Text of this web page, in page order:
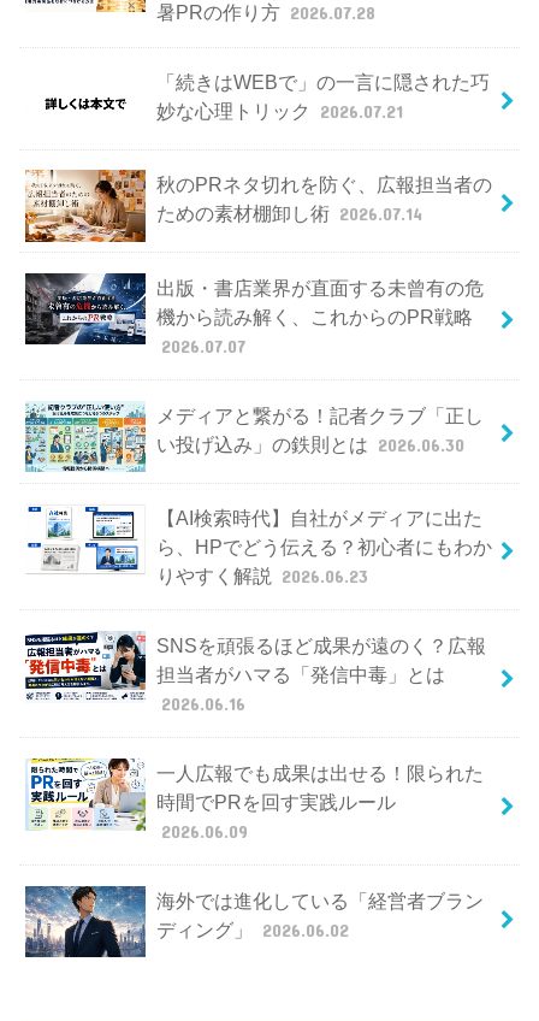
暑PRの作り方 2026.07.28
「続きはWEBで」の一言に隠された巧
妙な心理トリック
2026.07.21
秋のPRネタ切れを防ぐ、広報担当者の
ための素材棚卸し術 2026.07.14
出版・書店業界が直面する未曾有の危
機から読み解く、これからのPR戦略
2026.07.07
メディアと繋がる！記者クラブ「正し
い投げ込み」の鉄則とは 2026.06.30
【AI検索時代】自社がメディアに出た
ら、HPでどう伝える？初心者にもわか
りやすく解説
2026.06.23
SNSを頑張るほど成果が遠のく？広報
担当者がハマる「発信中毒」とは
2026.06.16
一人広報でも成果は出せる！限られた
時間でPRを回す実践ルール
2026.06.09
海外では進化している「経営者ブラン
ディング」
2026.06.02